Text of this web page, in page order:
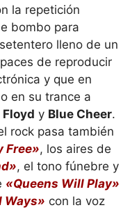
la repetición
bombo para
lleno de un
de reproducir
y que en
en su trance a
Floyd y Blue Cheer.
rock pasa también
Free», los aires de
, el tono fúnebre y
«Queens Will Play»
Ways» con la voz